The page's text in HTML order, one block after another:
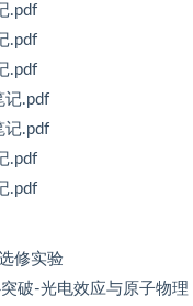
.pdf
.pdf
.pdf
记.pdf
记.pdf
.pdf
.pdf
修实验
破-光电效应与原子物理